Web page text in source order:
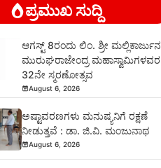
ಪ್ರಮುಖ ಸುದ್ದಿ
ಆಗಸ್ಟ್ 8ರಂದು ಲಿಂ. ಶ್ರೀ ಮಲ್ಲಿಕಾರ್ಜುನ
ಮುರುಘರಾಜೇಂದ್ರ ಮಹಾಸ್ವಾಮಿಗಳವರ
32ನೇ ಸ್ಮರಣೋತ್ಸವ
August 6, 2026
ಅಷ್ಟಾವರಣಗಳು ಮನುಷ್ಯನಿಗೆ ರಕ್ಷಣೆ
ನೀಡುತ್ತವೆ : ಡಾ. ಜಿ.ವಿ. ಮಂಜುನಾಥ
August 6, 2026